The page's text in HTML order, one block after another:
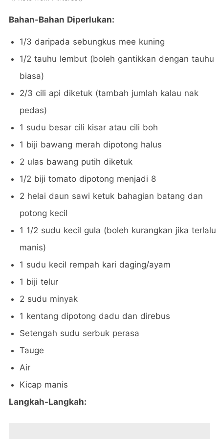
Bahan-Bahan Diperlukan:
1/3 daripada sebungkus mee kuning
1/2 tauhu lembut (boleh gantikkan dengan tauhu
biasa)
2/3 cili api diketuk (tambah jumlah kalau nak
pedas)
1 sudu besar cili kisar atau cili boh
1 biji bawang merah dipotong halus
2 ulas bawang putih diketuk
1/2 biji tomato dipotong menjadi 8
2 helai daun sawi ketuk bahagian batang dan
potong kecil
1 1/2 sudu kecil gula (boleh kurangkan jika terlalu
manis)
1 sudu kecil rempah kari daging/ayam
1 biji telur
2 sudu minyak
1 kentang dipotong dadu dan direbus
Setengah sudu serbuk perasa
Tauge
Air
Kicap manis
Langkah-Langkah: